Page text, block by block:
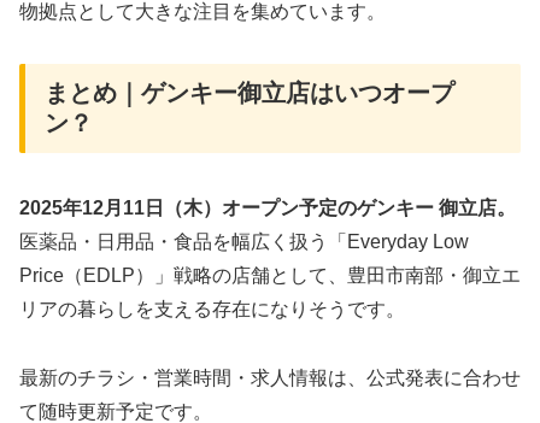
物拠点として大きな注目を集めています。
まとめ｜ゲンキー御立店はいつオープ
ン？
2025年12月11日（木）オープン予定のゲンキー 御立店。
医薬品・日用品・食品を幅広く扱う「Everyday Low
Price（EDLP）」戦略の店舗として、豊田市南部・御立エ
リアの暮らしを支える存在になりそうです。
最新のチラシ・営業時間・求人情報は、公式発表に合わせ
て随時更新予定です。